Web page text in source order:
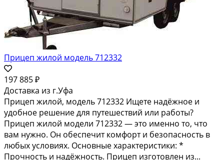
Прицеп жилой модель 712332
197 885 ₽
Доставка из г.Уфа
Прицеп жилой, модель 712332 Ищете надёжное и
удобное решение для путешествий или работы?
Прицеп жилой модели 712332 — это именно то, что
вам нужно. Он обеспечит комфорт и безопасность в
любых условиях. Основные характеристики: *
Прочность и надёжность. Прицеп изготовлен из...